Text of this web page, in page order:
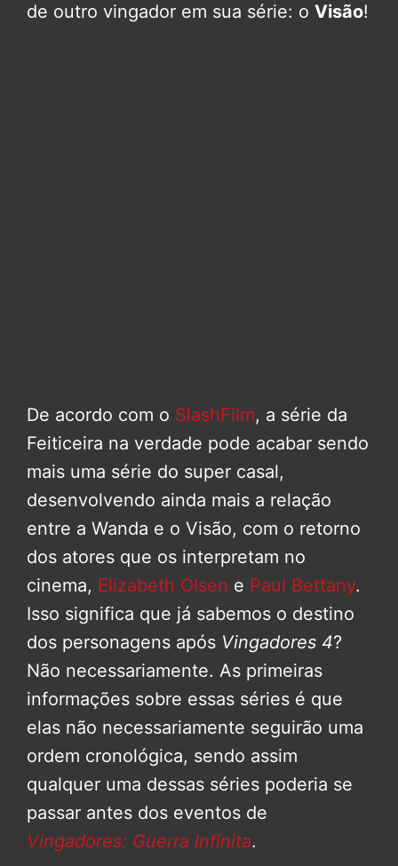
de outro vingador em sua série: o Visão!
De acordo com o SlashFilm, a série da
Feiticeira na verdade pode acabar sendo
mais uma série do super casal,
desenvolvendo ainda mais a relação
entre a Wanda e o Visão, com o retorno
dos atores que os interpretam no
cinema, Elizabeth Olsen e Paul Bettany.
Isso significa que já sabemos o destino
dos personagens após Vingadores 4?
Não necessariamente. As primeiras
informações sobre essas séries é que
elas não necessariamente seguirão uma
ordem cronológica, sendo assim
qualquer uma dessas séries poderia se
passar antes dos eventos de
Vingadores: Guerra Infinita.